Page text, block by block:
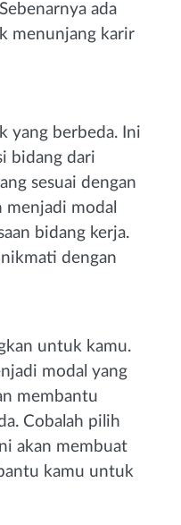
ada
menunjang karir
yang berbeda. Ini
bidang dari
sesuai dengan
menjadi modal
bidang kerja.
dengan
untuk kamu.
modal yang
membantu
Cobalah pilih
akan membuat
kamu untuk